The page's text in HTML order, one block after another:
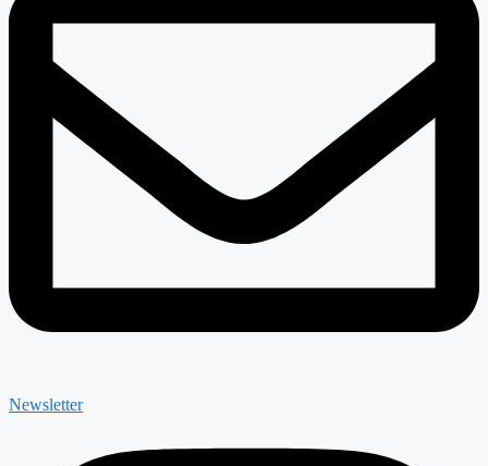
Newsletter